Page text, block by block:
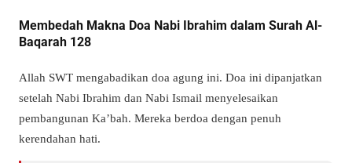
Membedah Makna Doa Nabi Ibrahim dalam Surah Al-
Baqarah 128
Allah SWT mengabadikan doa agung ini. Doa ini dipanjatkan
setelah Nabi Ibrahim dan Nabi Ismail menyelesaikan
pembangunan Ka’bah. Mereka berdoa dengan penuh
kerendahan hati.